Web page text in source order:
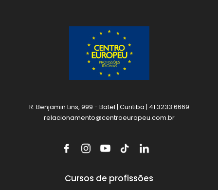
R. Benjamin Lins, 999 - Batel | Curitiba | 41 3233 6669
relacionamento@centroeuropeu.com.br
Cursos de profissões